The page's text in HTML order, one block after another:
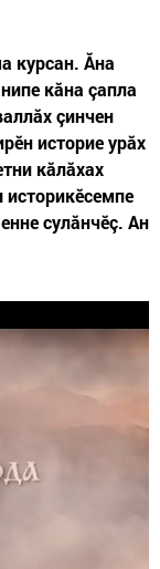
курсан. Ăна
кăна çапла
çинчен
историе урăх
кăлăхах
сулăнчӗç. Ан